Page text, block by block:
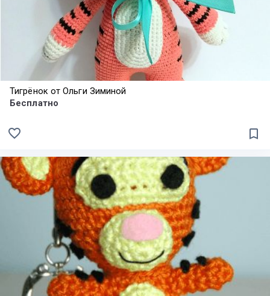
Тигрёнок от Ольги Зиминой
Бесплатно
bookmark_border
favorite_border